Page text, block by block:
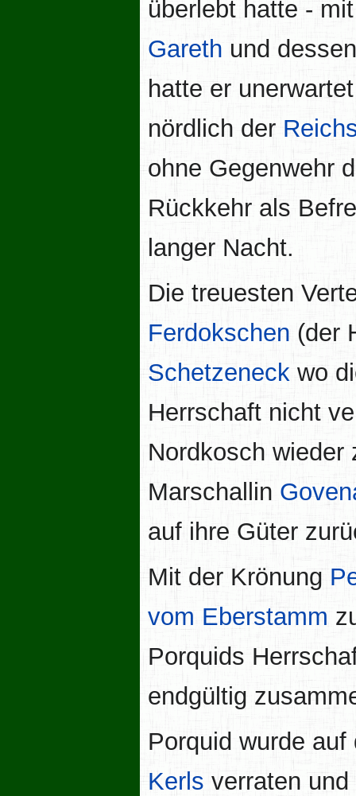
überlebt hatte -
Gareth und
hatte er
nördlich der
ohne Gegenwehr
Rückkehr als
langer Nacht.
Die treuesten
Ferdokschen (der
Schetzeneck wo
Herrschaft nicht
Nordkosch wieder
Marschallin
auf ihre Güter
Mit der Krönung
vom Eberstamm
Porquids
endgültig
Porquid wurde
Kerls verraten